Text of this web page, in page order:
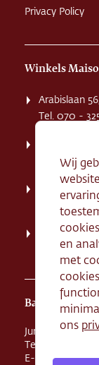
Privacy Policy
Winkels
Arabislaan
Tel. 070 -
Tel. 070 -
Kerkstraat
Tel. 070 -
Dorpsstraat
Tel. 079 -
Junostraat 8,
Tel. 070 - 324 68
E-mail
Wij
en
met
ons